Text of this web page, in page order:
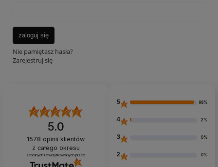
zaloguj się
Nie pamiętasz hasła?
Zarejestruj się
5.0
1578 opinii klientów
z całego okresu
zebranych i zweryfikowanych przez
5 98%
4 2%
3 0%
2 0%